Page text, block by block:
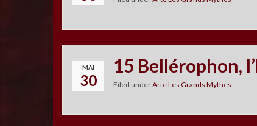
MAI
30
15 Bellérophon,
Filed underArte Les Grands Mythes